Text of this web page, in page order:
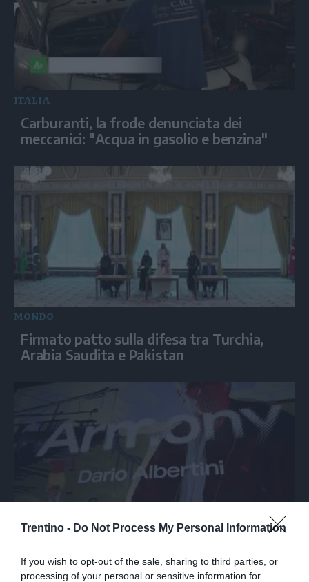
Trentino - Do Not Process My Personal Information
If you wish to opt-out of the sale, sharing to third parties, or
processing of your personal or sensitive information for
ITALIA
Carburanti, la frode denunciata dei
meccanici: "Acqua in gasolio e benzina"
MONDO
Firmato patto sulla difesa tra Turchia,
Arabia Saudita e Pakistan
SPETTACOLO
Armony, Mastandrea diretto da Albertini
presenta la sua famiglia diversa ma felice